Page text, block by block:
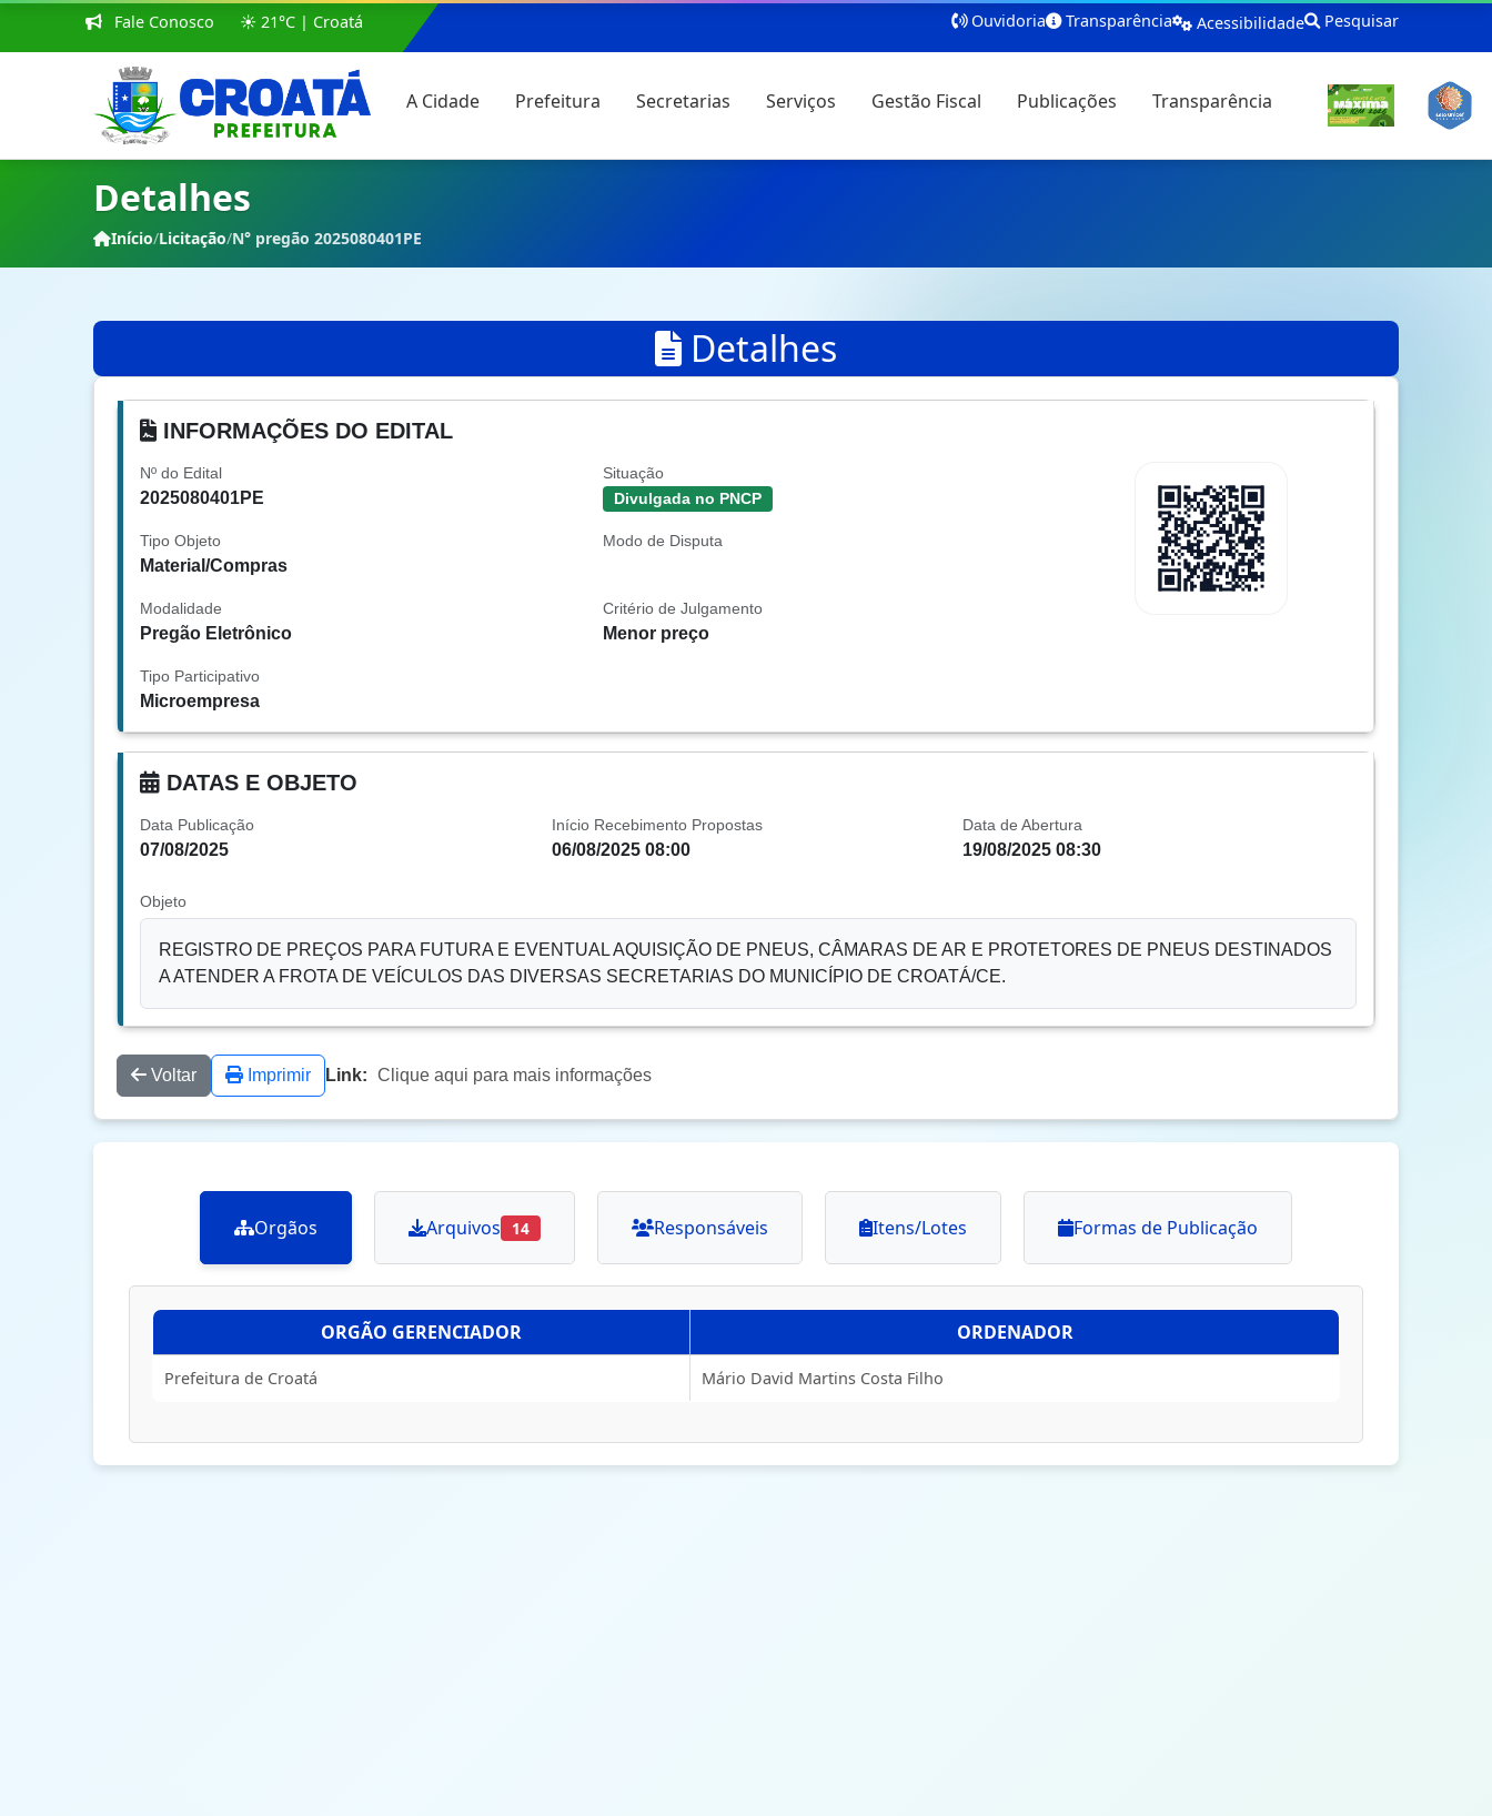
Ouvidoria Transparência Acessibilidade Pesquisar
Fale Conosco ☀️ 21°C | Croatá
A Cidade Prefeitura Secretarias Serviços Gestão Fiscal Publicações Transparência
Detalhes
Início/Licitação/N° pregão 2025080401PE
Detalhes
INFORMAÇÕES DO EDITAL
Nº do Edital
2025080401PE
Situação
Divulgada no PNCP
Tipo Objeto
Material/Compras
Modo de Disputa
Modalidade
Pregão Eletrônico
Critério de Julgamento
Menor preço
Tipo Participativo
Microempresa
DATAS E OBJETO
Data Publicação
07/08/2025
Início Recebimento Propostas
06/08/2025 08:00
Data de Abertura
19/08/2025 08:30
Objeto
REGISTRO DE PREÇOS PARA FUTURA E EVENTUAL AQUISIÇÃO DE PNEUS, CÂMARAS DE AR E PROTETORES DE PNEUS DESTINADOS
A ATENDER A FROTA DE VEÍCULOS DAS DIVERSAS SECRETARIAS DO MUNICÍPIO DE CROATÁ/CE.
Voltar Imprimir Link: Clique aqui para mais informações
Orgãos Arquivos 14 Responsáveis Itens/Lotes Formas de Publicação
ORGÃO GERENCIADOR ORDENADOR
Prefeitura de Croatá Mário David Martins Costa Filho